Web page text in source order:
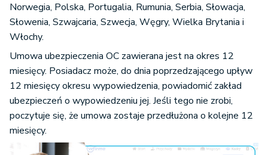
Norwegia, Polska, Portugalia, Rumunia, Serbia, Słowacja,
Słowenia, Szwajcaria, Szwecja, Węgry, Wielka Brytania i
Włochy.
Umowa ubezpieczenia OC zawierana jest na okres 12
miesięcy. Posiadacz może, do dnia poprzedzającego upływ
12 miesięcy okresu wypowiedzenia, powiadomić zakład
ubezpieczeń o wypowiedzeniu jej. Jeśli tego nie zrobi,
poczytuje się, że umowa zostaje przedłużona o kolejne 12
miesięcy.